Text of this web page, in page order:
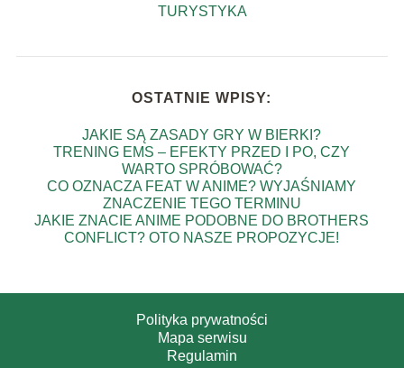
TURYSTYKA
OSTATNIE WPISY:
JAKIE SĄ ZASADY GRY W BIERKI?
TRENING EMS – EFEKTY PRZED I PO, CZY
WARTO SPRÓBOWAĆ?
CO OZNACZA FEAT W ANIME? WYJAŚNIAMY
ZNACZENIE TEGO TERMINU
JAKIE ZNACIE ANIME PODOBNE DO BROTHERS
CONFLICT? OTO NASZE PROPOZYCJE!
Polityka prywatności
Mapa serwisu
Regulamin